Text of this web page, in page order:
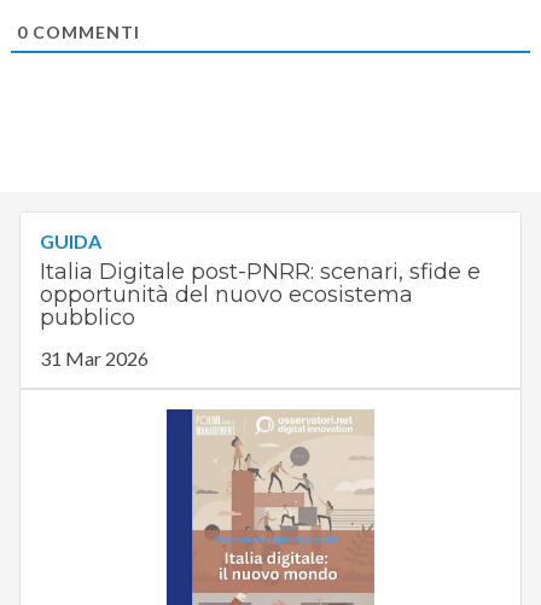
0COMMENTI
GUIDA
Italia Digitale post-PNRR: scenari, sfide e
opportunità del nuovo ecosistema
pubblico
31 Mar 2026